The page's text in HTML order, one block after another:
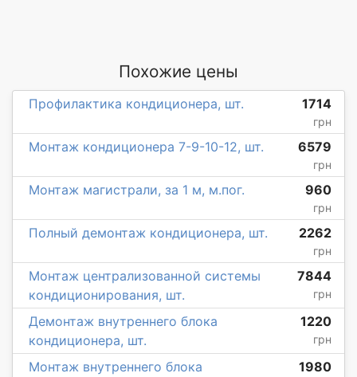
Похожие цены
Профилактика кондиционера, шт. 1714
грн
Монтаж кондиционера 7-9-10-12, шт. 6579
грн
Монтаж магистрали, за 1 м, м.пог. 960
грн
Полный демонтаж кондиционера, шт. 2262
грн
Монтаж централизованной системы
кондиционирования, шт.
7844
грн
Демонтаж внутреннего блока
кондиционера, шт.
1220
грн
Монтаж внутреннего блока
1980